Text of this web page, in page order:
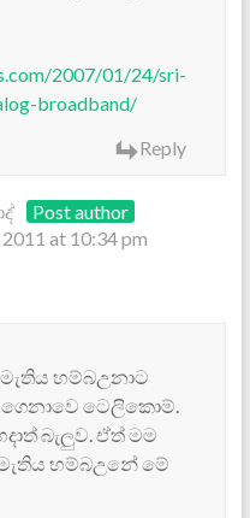
2007/01/24/sri-
broadband/
Reply
Post author
at 10:34 pm
හම්බඋනාට
ගෙනාවෙ ටෙලිකොම්.
බැලුව. ඒත් මම
හම්බඋනේ මේ